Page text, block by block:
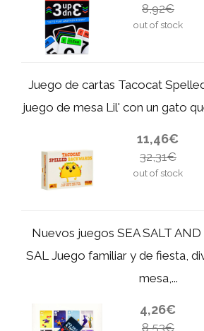
8,92€
out of stock
Juego de cartas Tacocat
juego de mesa Lil' con un gato
11,46€
32,31€
out of stock
Nuevos juegos SEA SALT AND
SAL Juego familiar y de fiesta,
mesa,...
4,26€
8,53€